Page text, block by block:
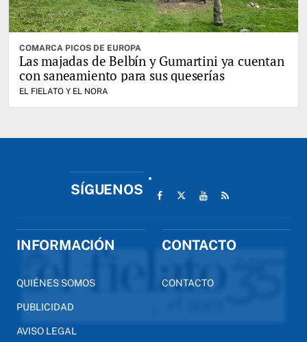
COMARCA PICOS DE EUROPA
Las majadas de Belbín y Gumartini ya cuentan
con saneamiento para sus queserías
EL FIELATO Y EL NORA
SÍGUENOS
INFORMACIÓN
QUIÉNES SOMOS
PUBLICIDAD
AVISO LEGAL
CONTACTO
CONTACTO